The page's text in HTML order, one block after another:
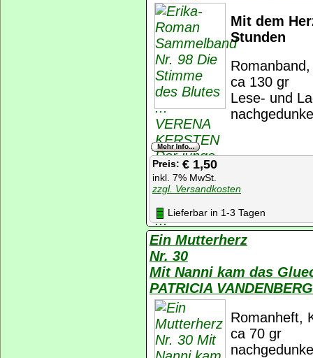
Mit dem
Stunden
ca 130 gr
Lese- und
Preis: € 1,50
inkl. 7% MwSt.
zzgl. Versandkosten
Lieferbar in 1-3 Tagen
Ein Mutterherz
Nr. 30
Mit Nanni kam das
PATRICIA VANDENBERG
Romanheft,
ca 70 gr